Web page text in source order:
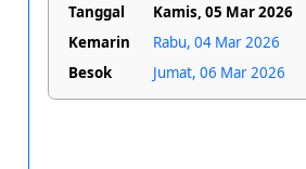
Tanggal
Kamis, 05 Mar 2026
Kemarin
Rabu, 04 Mar 2026
Besok
Jumat, 06 Mar 2026